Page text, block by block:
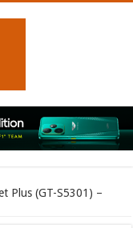
Plus (GT-S5301) –